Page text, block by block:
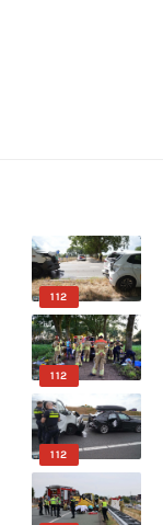
112
112
112